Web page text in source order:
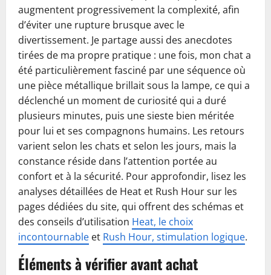
augmentent progressivement la complexité, afin
d’éviter une rupture brusque avec le
divertissement. Je partage aussi des anecdotes
tirées de ma propre pratique : une fois, mon chat a
été particulièrement fasciné par une séquence où
une pièce métallique brillait sous la lampe, ce qui a
déclenché un moment de curiosité qui a duré
plusieurs minutes, puis une sieste bien méritée
pour lui et ses compagnons humains. Les retours
varient selon les chats et selon les jours, mais la
constance réside dans l’attention portée au
confort et à la sécurité. Pour approfondir, lisez les
analyses détaillées de Heat et Rush Hour sur les
pages dédiées du site, qui offrent des schémas et
des conseils d’utilisation Heat, le choix
incontournable et Rush Hour, stimulation logique.
Éléments à vérifier avant achat